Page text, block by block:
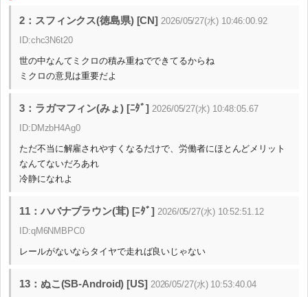
2：スフィンクス(徳島県) [CN] 2026/05/27(水) 10:46:00.92
ID:chc3N6t20
世の中なんてミクロの積み重ねでできてるからね
ミクロの意見は重要だよ
3：ラガマフィン(みょ) [ﾆﾀﾞ] 2026/05/27(水) 10:48:05.67
ID:DMzbH4Ag0
ただ不当に解雇されやすくなるだけで、労働者にほとんどメリット
なんてないだろあれ
冷静になれよ
11：ハバナブラウン(茸) [ﾆﾀﾞ] 2026/05/27(水) 10:52:51.12
ID:qM6NMBPC0
レールがないならタイヤで走れば良いじゃない
13：ぬこ(SB-Android) [US] 2026/05/27(水) 10:53:40.04